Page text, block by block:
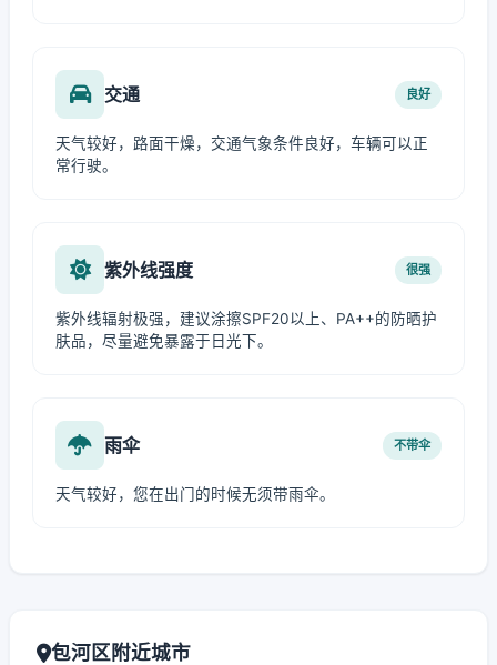
交通 良好
天气较好，路面干燥，交通气象条件良好，车辆可以正
常行驶。
紫外线强度 很强
紫外线辐射极强，建议涂擦SPF20以上、PA++的防晒护
肤品，尽量避免暴露于日光下。
雨伞 不带伞
天气较好，您在出门的时候无须带雨伞。
包河区附近城市